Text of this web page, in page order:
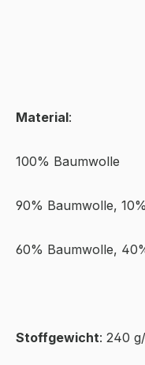
Material:
100% Baumwolle
90% Baumwolle,
60% Baumwolle,
Stoffgewicht: 240